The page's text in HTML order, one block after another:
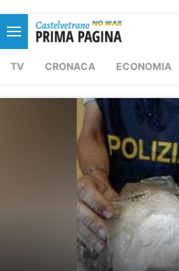
TV CRONACA ECONOMIA